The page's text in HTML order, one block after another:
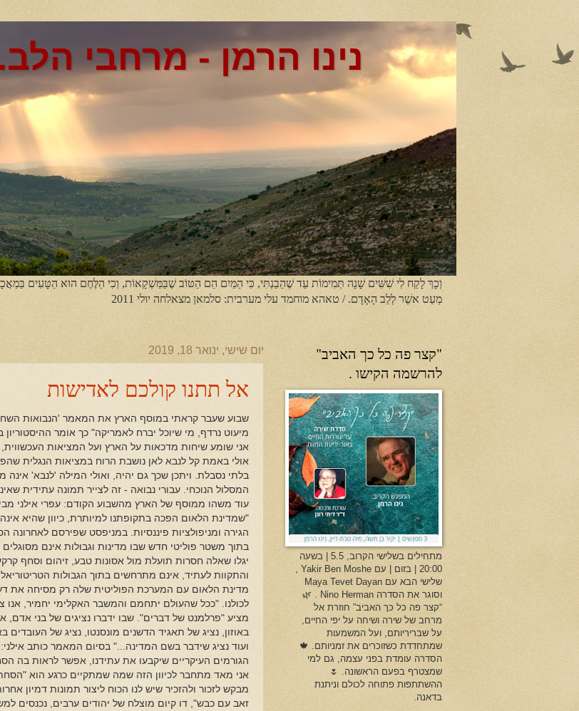
נינו הרמן - מרחבי הלב.
וְכָךְ לָקַח לִי שִׁשִּׁים שָׁנָה תְּמִימוֹת עַד שֶׁהֵבַנְתִּי, כִּי הַמַּיִם הֵם הַטּוֹב שֶׁבַּמַּשְׁקָאוֹת, וְכִי הַלֶּחֶם הוּא הַטָּעִים
מְעַט אשֶׁר לְלֵב הָאָדָם. / טאהא מוחמד עלי מערבית: סלמאן מצאלחה יולי 2011
יום שישי, ינואר 18, 2019
אל תתנו קולכם לאדישות
שבוע שעבר קראתי במוסף הארץ את המאמר 'הנבואות
מיעוט נרדף, מי שיוכל יברח לאמריקה" כך אומר
אני שומע שיחות מדכאות על הארץ ועל המציאות
אולי באמת קל לנבא לאן נושבת הרוח במציאות הנגלית
בלתי נסבלת. ויתכן שכך גם יהיה, ואולי המילה 'לנבא'
המסלול הנוכחי. עבורי נבואה - זה לצייר תמונה עתידית
עוד משהו ממוסף של הארץ מהשבוע הקודם: עפרי אילני
"שמדינת הלאום הפכה בתקופתנו למיותרת, כיוון שהיא
הגירה ומניפולציות פיננסיות. במניפסט שפירסם לאחרונה
בתוך משטר פוליטי חדש שבו מדינות וגבולות אינם
יגלו שאלה חסרות תועלת מול אסונות טבע, זיהום וסחף
והתקוות לעתיד, אינם מתרחשים בתוך הגבולות
מדינת הלאום עם המערכת הפוליטית שלה רק מסיחה
לכולנו. "ככל שהעולם יתחמם והמשבר האקלימי יחמיר, אנו
מציע "פרלמנט של דברים". שבו ידברו נציגים של בני אדם,
באוזון, נציג של תאגיד הדשנים מונסנטו, נציג של העובדים
ועוד נציג שידבר בשם המדינה..." בסיום המאמר כותב
הגורמים העיקריים שיקבעו את עתידנו, אפשר לראות בה
אני מאד מתחבר לכיוון הזה שמה שמתקיים כרגע הוא
מבקש לזכור ולהזכיר שיש לנו הכוח ליצור תמונות דמיון
זאב עם כבש", דו קיום מוצלח של יהודים ערבים, נכנסים
"קצר פה כל כך האביב"
להרשמה הקישו .
מתחילים בשלישי הקרוב, 5.5 | בשעה
20:00 | בזום | עם Yakir Ben Moshe ,
שלישי הבא עם Maya Tevet Dayan
וסוגר את הסדרה Nino Herman . 🌿
“קצר פה כל כך האביב” חוזרת אל
מרחב של שירה ושיחה על יפי החיים,
על שבריריותם, ועל המשמעות
שמתחדדת כשזוכרים את זמניותם. 🍁
הסדרה עומדת בפני עצמה, גם למי
שמצטרף בפעם הראשונה. 🌷
ההשתתפות פתוחה לכולם וניתנת
בדאנה.